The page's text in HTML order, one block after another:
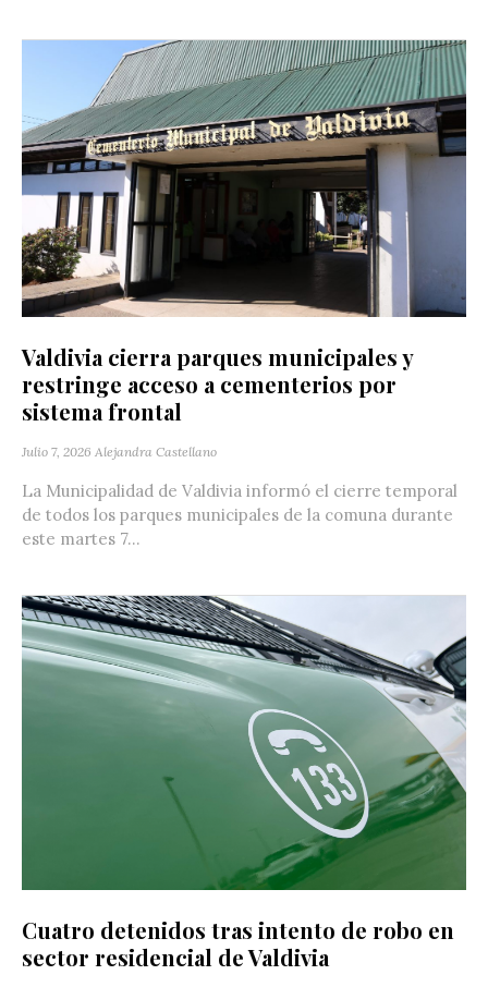
Valdivia cierra parques municipales y
restringe acceso a cementerios por
sistema frontal
Julio 7, 2026 Alejandra Castellano
La Municipalidad de Valdivia informó el cierre temporal
de todos los parques municipales de la comuna durante
este martes 7...
Cuatro detenidos tras intento de robo en
sector residencial de Valdivia